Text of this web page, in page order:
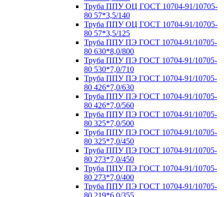
Труба ППУ ОЦ ГОСТ 10704-91/10705-
80 57*3,5/140
Труба ППУ ОЦ ГОСТ 10704-91/10705-
80 57*3,5/125
Труба ППУ ПЭ ГОСТ 10704-91/10705-
80 630*8,0/800
Труба ППУ ПЭ ГОСТ 10704-91/10705-
80 530*7,0/710
Труба ППУ ПЭ ГОСТ 10704-91/10705-
80 426*7,0/630
Труба ППУ ПЭ ГОСТ 10704-91/10705-
80 426*7,0/560
Труба ППУ ПЭ ГОСТ 10704-91/10705-
80 325*7,0/500
Труба ППУ ПЭ ГОСТ 10704-91/10705-
80 325*7,0/450
Труба ППУ ПЭ ГОСТ 10704-91/10705-
80 273*7,0/450
Труба ППУ ПЭ ГОСТ 10704-91/10705-
80 273*7,0/400
Труба ППУ ПЭ ГОСТ 10704-91/10705-
80 219*6,0/355